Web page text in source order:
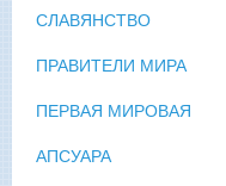
СЛАВЯНСТВО
ПРАВИТЕЛИ МИРА
ПЕРВАЯ МИРОВАЯ
АПСУАРА